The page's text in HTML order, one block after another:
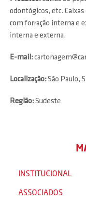
odontógicos, etc. Caixas
com forração interna e
interna e externa.
E-mail:
Localização:São Paulo,
Região:Sudeste
INSTITUCIONAL
ASSOCIADOS